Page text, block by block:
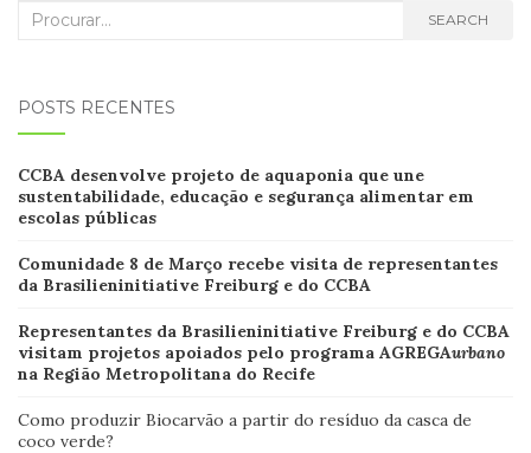
Search
SEARCH
POSTS RECENTES
CCBA desenvolve projeto de aquaponia que une
sustentabilidade, educação e segurança alimentar em
escolas públicas
Comunidade 8 de Março recebe visita de representantes
da Brasilieninitiative Freiburg e do CCBA
Representantes da Brasilieninitiative Freiburg e do CCBA
visitam projetos apoiados pelo programa AGREGAurbano
na Região Metropolitana do Recife
Como produzir Biocarvão a partir do resíduo da casca de
coco verde?